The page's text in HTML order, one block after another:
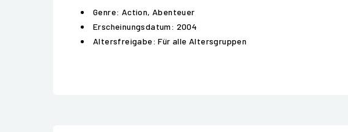
Genre: Action, Abenteuer
Erscheinungsdatum: 2004
Altersfreigabe: Für alle Altersgruppen